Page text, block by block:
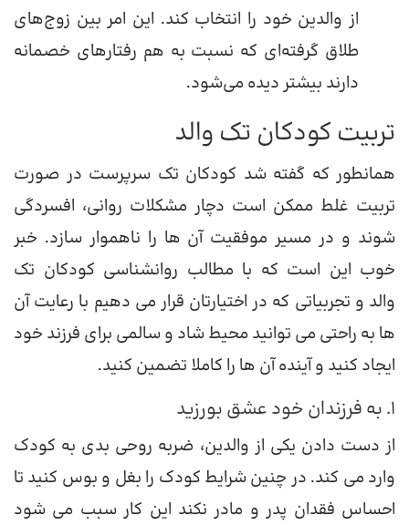
از والدین خود را انتخاب کند. این امر بین زوج‌های
طلاق گرفته‌ای که نسبت به هم رفتارهای خصمانه
دارند بیشتر دیده می‌شود.
تربیت کودکان تک والد
همانطور که گفته شد کودکان تک سرپرست در صورت
تربیت غلط ممکن است دچار مشکلات روانی، افسردگی
شوند و در مسیر موفقیت آن ها را ناهموار سازد. خبر
خوب این است که با مطالب روانشناسی کودکان تک
والد و تجربیاتی که در اختیارتان قرار می دهیم با رعایت آن
ها به راحتی می توانید محیط شاد و سالمی برای فرزند خود
ایجاد کنید و آینده آن ها را کاملا تضمین کنید.
1. به فرزندان خود عشق بورزید‎‎
از دست دادن یکی از والدین، ضربه روحی بدی به کودک
وارد می کند. در چنین شرایط کودک را بغل و بوس کنید تا
احساس فقدان پدر و مادر نکند این کار سبب می شود